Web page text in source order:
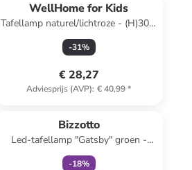
WellHome for Kids
Tafellamp naturel/lichtroze - (H)30,5
x Ø 18,5 cm
-31%
€ 28,27
Adviesprijs (AVP): € 40,99*
Bizzotto
Led-tafellamp "Gatsby" groen -
(H)18 x Ø 11 cm
-18%